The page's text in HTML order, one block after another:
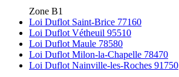
Zone B1
Loi Duflot Saint-Brice 77160
Loi Duflot Vétheuil 95510
Loi Duflot Maule 78580
Loi Duflot Milon-la-Chapelle 78470
Loi Duflot Nainville-les-Roches 91750